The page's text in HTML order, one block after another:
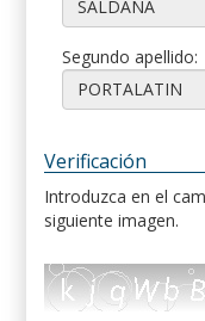
Segundo apellido:
Verificación
Introduzca en el
siguiente imagen.